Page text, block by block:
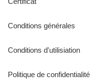
Conditions générales
Conditions d'utilisiation
Politique de confidentialité